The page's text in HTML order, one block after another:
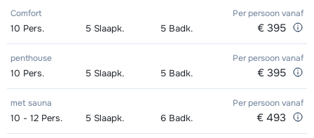
+ Stokken (8 dagen)
van week
Goud (Sensation) Ski's + Stokken (8
dagen)
afhankelijk
van week
Goud (Sensation) Schoenen (8
dagen)
afhankelijk
van week
dagen)
van week
Toekomst (Espoir) Ski's + Schoenen
+ Stokken (8 dagen)
afhankelijk
van week
dagen)
van week
dagen)
van week
Zilver (Evolution) Boots (8 dagen)
afhankelijk
van week
Comfort Per persoonvanaf
10 Pers. 5 Slaapk. 5 Badk. € 395
penthouse Per persoonvanaf
10 Pers. 5 Slaapk. 5 Badk. € 395
met sauna Per persoonvanaf
10 - 12 Pers. 5 Slaapk. 6 Badk. € 493